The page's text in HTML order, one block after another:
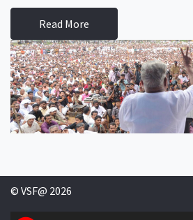
Read More
© VSF@ 2026